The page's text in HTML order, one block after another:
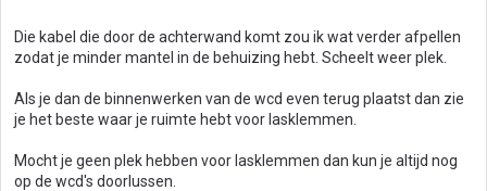
Die kabel die door de achterwand komt zou ik wat verder afpellen
zodat je minder mantel in de behuizing hebt. Scheelt weer plek.
Als je dan de binnenwerken van de wcd even terug plaatst dan zie
je het beste waar je ruimte hebt voor lasklemmen.
Mocht je geen plek hebben voor lasklemmen dan kun je altijd nog
op de wcd's doorlussen.